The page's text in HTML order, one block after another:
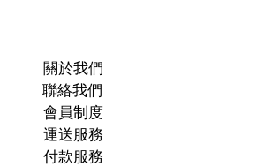
關於我們
聯絡我們
會員制度
運送服務
付款服務